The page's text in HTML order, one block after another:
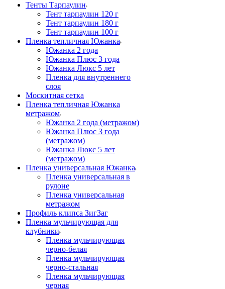
Тенты Тарпаулин
Тент тарпаулин 120 г
Тент тарпаулин 180 г
Тент тарпаулин 100 г
Пленка тепличная Южанка
Южанка 2 года
Южанка Плюс 3 года
Южанка Люкс 5 лет
Пленка для внутреннего
слоя
Москитная сетка
Пленка тепличная Южанка
метражом
Южанка 2 года (метражом)
Южанка Плюс 3 года
(метражом)
Южанка Люкс 5 лет
(метражом)
Пленка универсальная Южанка
Пленка универсальная в
рулоне
Пленка универсальная
метражом
Профиль клипса ЗигЗаг
Пленка мульчирующая для
клубники
Пленка мульчирующая
черно-белая
Пленка мульчирующая
черно-стальная
Пленка мульчирующая
черная